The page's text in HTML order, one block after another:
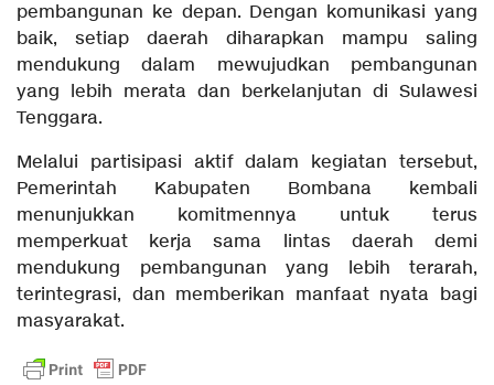
pembangunan ke depan. Dengan komunikasi yang
baik, setiap daerah diharapkan mampu saling
mendukung dalam mewujudkan pembangunan
yang lebih merata dan berkelanjutan di Sulawesi
Tenggara.
Melalui partisipasi aktif dalam kegiatan tersebut,
Pemerintah Kabupaten Bombana kembali
menunjukkan komitmennya untuk terus
memperkuat kerja sama lintas daerah demi
mendukung pembangunan yang lebih terarah,
terintegrasi, dan memberikan manfaat nyata bagi
masyarakat.